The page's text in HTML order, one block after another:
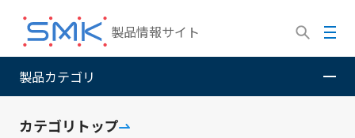
製品情報サイト
製品カテゴリ
カテゴリトップ
SMK株式会社
ユ
ニット・モジュール
エナジーハーベスト
低消費動作型
のSCPS LoRaWAN®対応Tracker